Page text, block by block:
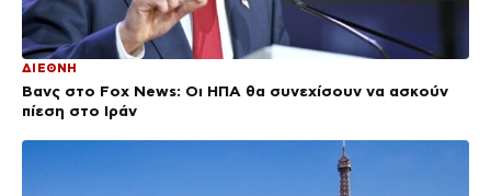
ΔΙΕΘΝΗ
Βανς στο Fox News: Οι ΗΠΑ θα συνεχίσουν να ασκούν
πίεση στο Ιράν